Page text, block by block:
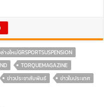
ใหม่GRSPORTSUSPENSION
TORQUEMAGAZINE
ข่าวประชาสัมพันธ์ ข่าวในประเทศ